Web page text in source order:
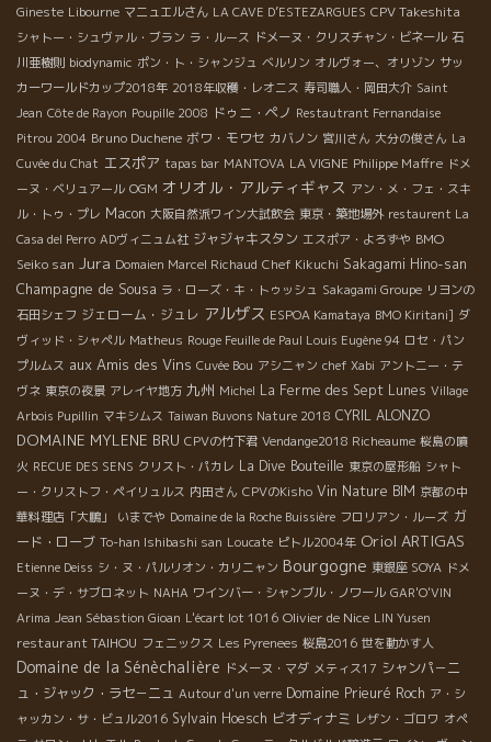
Gineste Libourne マニュエルさん LA CAVE D’ESTEZARGUES CPV Takeshita
シャトー・シュヴァル・ブラン ラ・ルース ドメーヌ・クリスチャン・ビネール 石
川亜樹則 biodynamic ポン・ト・シャンジュ ベルリン オルヴォー、オリゾン サッ
カーワールドカップ2018年 2018年収穫・レオニス 寿司職人・岡田大介 Saint
Jean Côte de Rayon Poupille 2008 ドゥニ・ペノ Restautrant Fernandaise
Pitrou 2004 Bruno Duchene ボワ・モワセ カバノン 宮川さん 大分の俊さん La
Cuvée du Chat エスポア tapas bar MANTOVA LA VIGNE Philippe Maffre ドメ
ーヌ・ベリュアール OGM オリオル・アルティギャス アン・メ・フェ・スキ
ル・トゥ・プレ Macon 大阪自然派ワイン大試飲会 東京・築地場外 restaurent La
Casa del Perro ADヴィニュム社 ジャジャキスタン エスポア・よろずや BMO
Seiko san Jura Domaien Marcel Richaud Chef Kikuchi Sakagami Hino-san
Champagne de Sousa ラ・ローズ・キ・トゥッシュ Sakagami Groupe リヨンの
石田シェフ ジェローム・ジュレ アルザス ESPOA Kamataya BMO Kiritani] ダ
ヴィッド・シャペル Matheus Rouge Feuille de Paul Louis Eugène 94 ロセ・パン
プルムス aux Amis des Vins Cuvée Bou アシニャン chef Xabi アントニー・テ
ヴネ 東京の夜景 アレイヤ地方 九州 Michel La Ferme des Sept Lunes Village
Arbois Pupillin マキシムス Taiwan Buvons Nature 2018 CYRIL ALONZO
DOMAINE MYLENE BRU CPVの竹下君 Vendange2018 Richeaume 桜島の噴
火 RECUE DES SENS クリスト・パカレ La Dive Bouteille 東京の屋形船 シャト
ー・クリストフ・ペイリュルス 内田さん CPVのKisho Vin Nature BIM 京都の中
華料理店「大鵬」
いまでや Domaine de la Roche Buissière フロリアン・ルーズ ガ
ード・ローブ To-han Ishibashi san Loucate ピトル2004年 Oriol ARTIGAS
Etienne Deiss シ・ヌ・パルリオン・カリニャン Bourgogne 東銀座 SOYA ドメ
ーヌ・デ・サブロネット NAHA ワインバー・シャンブル・ノワール GAR'O'VIN
Arima Jean Sébastion Gioan L'écart lot 1016 Olivier de Nice LIN Yusen
restaurant TAIHOU フェニックス Les Pyrenees 桜島2016 世を動かす人
Domaine de la Sénèchalière ドメーヌ・マダ メティス17 シャンパ－ニ
ュ・ジャック・ラセ－ニュ Autour d'un verre Domaine Prieuré Roch ア・シ
ャッカン・サ・ビュル2016 Sylvain Hoesch ビオディナミ レザン・ゴロワ オペ